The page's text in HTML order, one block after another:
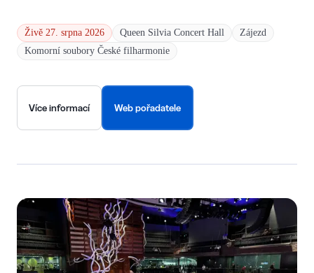
Živě 27. srpna 2026 Queen Silvia Concert Hall
Zájezd
Komorní soubory České filharmonie
Více informací Web pořadatele